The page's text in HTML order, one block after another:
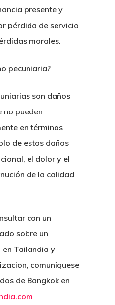
presente y
pérdida de servicio
morales.
pecuniaria?
son daños
no pueden
en términos
de estos daños
el dolor y el
de la calidad
con un
sobre un
en Tailandia y
comuníquese
de Bangkok en